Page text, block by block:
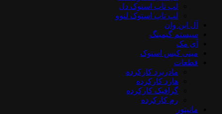
لپ تاپ استوک دل
لپ تاپ استوک لنوو
آل این وان
سیستم گیمینگ
آی مک
مینی کیس استوک
قطعات
مادربرد کارکرده
هارد کارکرده
گرافیک کارکرده
رم کارکرده
مانیتور